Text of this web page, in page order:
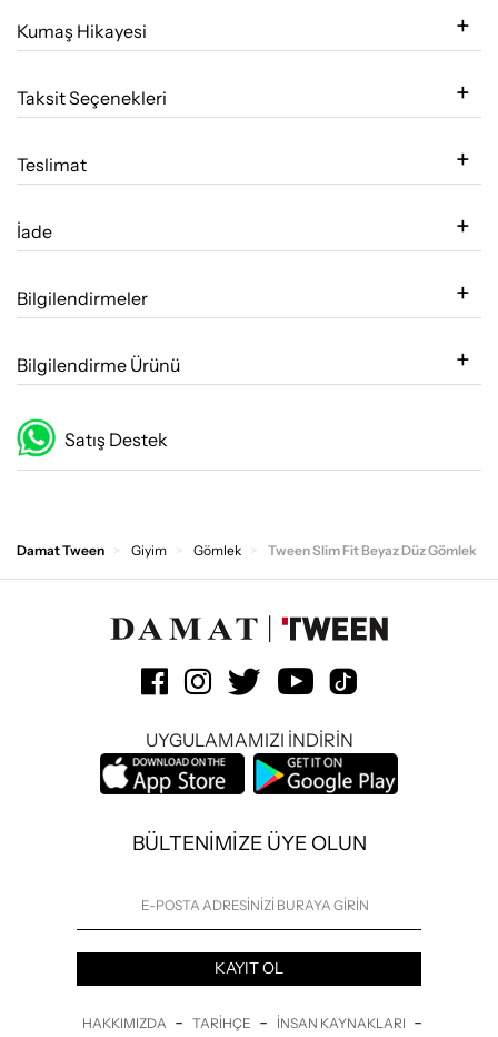
Kumaş Hikayesi
Taksit Seçenekleri
Teslimat
İade
Bilgilendirmeler
Bilgilendirme Ürünü
Satış Destek
Damat Tween Giyim Gömlek Tween Slim Fit Beyaz Düz Gömlek
UYGULAMAMIZI İNDİRİN
BÜLTENİMİZE ÜYE OLUN
KAYIT OL
HAKKIMIZDA - TARIHÇE - İNSAN KAYNAKLARI -